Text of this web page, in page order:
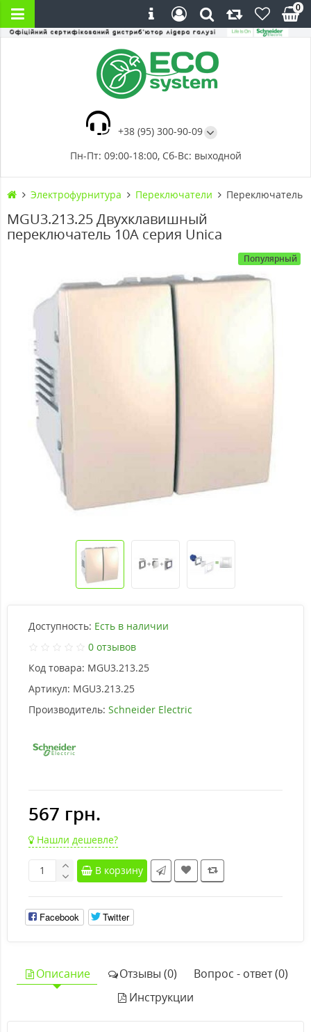
+38 (95) 300-90-09
Пн-Пт: 09:00-18:00, Сб-Вс: выходной
0
Электрофурнитура Переключатели Переключатель
MGU3.213.25 Двухклавишный
переключатель 10А серия Unica
Популярный
Доступность: Есть в наличии
0 отзывов
Код товара: MGU3.213.25
Артикул: MGU3.213.25
Производитель: Schneider Electric
567 грн.
Нашли дешевле?
В корзину
Facebook Twitter
Описание Отзывы (0)
Вопрос - ответ (0)
Инструкции